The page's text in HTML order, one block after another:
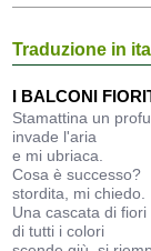
Traduzione in
I BALCONI
Stamattina un
invade l'aria
e mi ubriaca.
Cosa è successo?
stordita, mi chiedo.
Una cascata di fiori
di tutti i colori